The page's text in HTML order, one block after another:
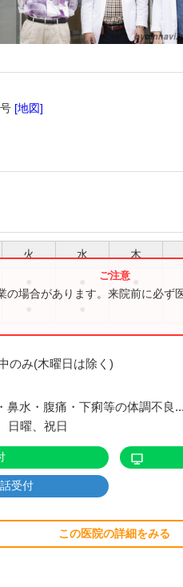
[地図]
火 水 木
の場合があります。来院前に必ず
のみ(木曜日は除く)
鼻水・腹痛・下痢等の体調不良
日曜、祝日
受付
この医院の詳細をみる